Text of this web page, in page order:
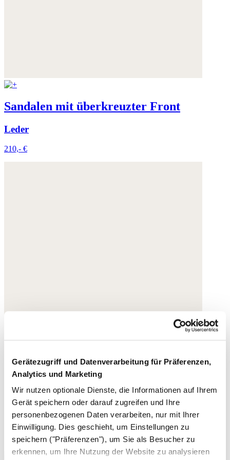
Gerätezugriff und Datenverarbeitung für Präferenzen,
Analytics und Marketing
Wir nutzen optionale Dienste, die Informationen auf Ihrem
Gerät speichern oder darauf zugreifen und Ihre
personenbezogenen Daten verarbeiten, nur mit Ihrer
Einwilligung. Dies geschieht, um Einstellungen zu
speichern ("Präferenzen"), um Sie als Besucher zu
erkennen, um Ihre Nutzung der Website zu analysieren
Sandalen mit überkreuzter Front
Leder
210,- €